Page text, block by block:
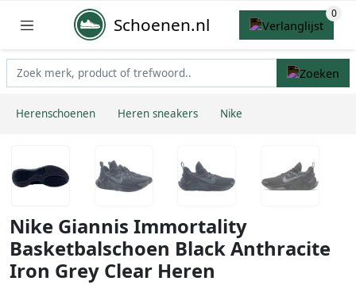
Schoenen.nl
Herenschoenen Heren sneakers Nike
Nike Giannis Immortality
Basketbalschoen Black Anthracite
Iron Grey Clear Heren